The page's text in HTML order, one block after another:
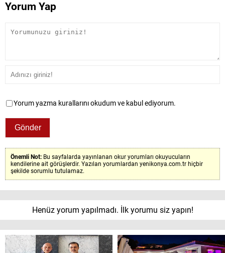
Yorum Yap
Yorum yazma kurallarını okudum ve kabul ediyorum.
Önemli Not: Bu sayfalarda yayınlanan okur yorumları okuyucuların
kendilerine ait görüşlerdir. Yazılan yorumlardan yenikonya.com.tr hiçbir
şekilde sorumlu tutulamaz.
Henüz yorum yapılmadı. İlk yorumu siz yapın!